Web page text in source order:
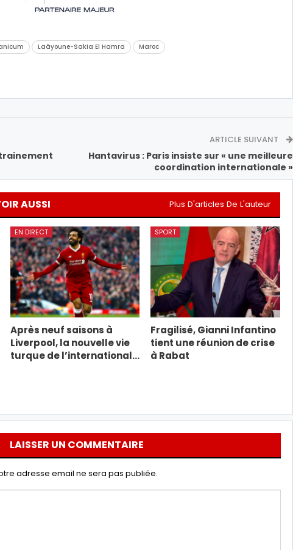
Laâyoune-Sakia El Hamra Maroc
ARTICLE SUIVANT
Hantavirus : Paris insiste sur « une meilleure
coordination internationale »
AUSSI Plus D'articles De L'auteur
EN DIRECT
Après neuf saisons à
Liverpool, la nouvelle vie
turque de l’international…
SPORT
Fragilisé, Gianni Infantino
tient une réunion de crise
à Rabat
LAISSER UN COMMENTAIRE
adresse email ne sera pas publiée.